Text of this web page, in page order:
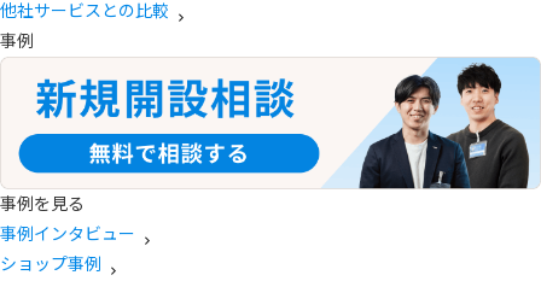
他社サービスとの比較
事例
事例を見る
事例インタビュー
ショップ事例